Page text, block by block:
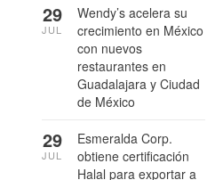
Wendy’s acelera su
crecimiento en México
con nuevos
restaurantes en
Guadalajara y Ciudad
de México
29
JUL
Esmeralda Corp.
obtiene certificación
Halal para exportar a
29
JUL